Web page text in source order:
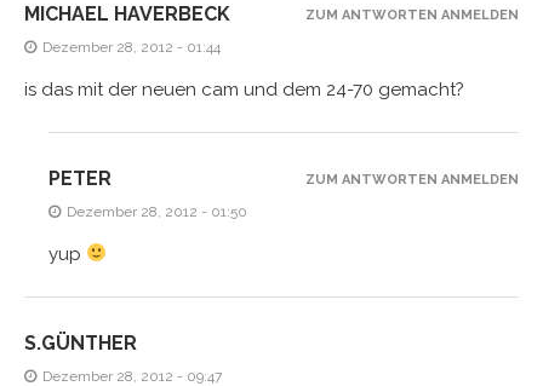
MICHAEL HAVERBECK
Dezember 28, 2012 - 01:44
is das mit der neuen cam und dem 24-70 gemacht?
ZUM ANTWORTEN ANMELDEN
PETER
Dezember 28, 2012 - 01:50
yup
ZUM ANTWORTEN ANMELDEN
S.GÜNTHER
Dezember 28, 2012 - 09:47